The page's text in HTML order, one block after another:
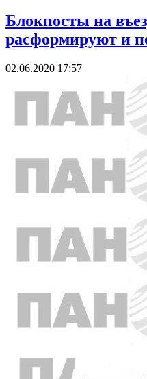
Блокпосты на
расформируют и
02.06.2020 17:57